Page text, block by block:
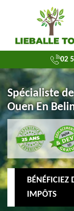
02
Spécialiste
Ouen En
BÉNÉFICIEZ
IMPÔTS